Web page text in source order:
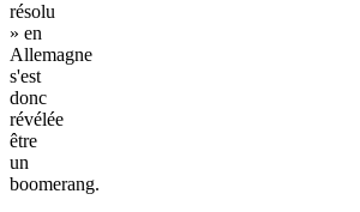
résolu
» en
Allemagne
s'est
donc
révélée
être
un
boomerang.